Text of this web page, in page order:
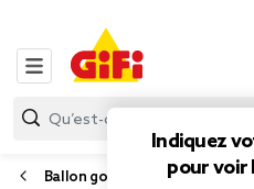
Indiquez
pour voir
Ballon gonflable